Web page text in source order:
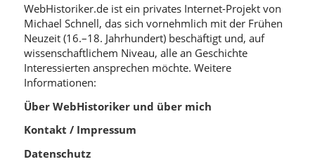
WebHistoriker.de ist ein privates Internet-Projekt von
Michael Schnell, das sich vornehmlich mit der Frühen
Neuzeit (16.–18. Jahrhundert) beschäftigt und, auf
wissenschaftlichem Niveau, alle an Geschichte
Interessierten ansprechen möchte. Weitere
Informationen:
Über WebHistoriker und über mich
Kontakt / Impressum
Datenschutz